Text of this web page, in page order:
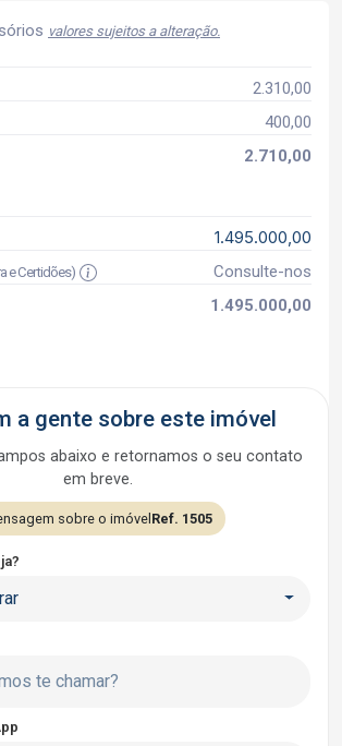
valores sujeitos a alteração.
2.310,00
400,00
2.710,00
1.495.000,00
e Certidões)
Consulte-nos
1.495.000,00
a gente sobre este imóvel
abaixo e retornamos o seu contato
em breve.
sobre o imóvelRef. 1505